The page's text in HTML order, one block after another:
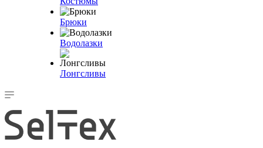
Брюки
Водолазки
Лонгсливы